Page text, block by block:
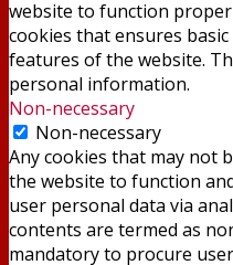
website to function
cookies that ensures
features of the website.
personal information.
Non-necessary
Non-necessary
Any cookies that may not
the website to function
user personal data via
contents are termed as
mandatory to procure